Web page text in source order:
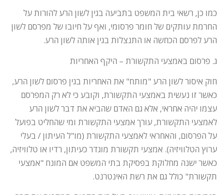
כמו כן, רשאי בית המשפט בתביעה בגין לשון הרע להורות על
החרמת עותקים של חומר פרסומי, ואף על חיובו של מפרסם לשון
הרע לפרסם הכחשה או התנצלות בגין אותה לשון הרע.
ג. פרסום באמצעי התקשורת – היקף האחריות
חוק איסור לשון הרע "מותח" את האחריות בגין פרסום לשון הרע,
כאשר זו נעשית באמצעי התקשורת, וקובע כי לא רק המפרסם
עצמו יהיה אחראי, אלא גם האדם שהביא את דבר לשון הרע
לאמצעי התקשורת, עורך אמצעי התקשורת ומי שהחליט בפועל
על הפרסום, והאחראי לאמצעי התקשורת (מו"ל העיתון / בעלי
ערוץ הטלוויזיה). אמצעי תקשורת מוגדר כעיתון, רדיו או טלוויזיה,
כאשר ישנה מחלוקת בפסיקת בתי המשפט אם המונח "אמצעי
תקשורת" כולל גם את רשת האינטרנט.